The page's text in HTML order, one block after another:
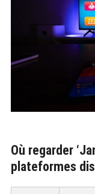
Où regarder
plateformes